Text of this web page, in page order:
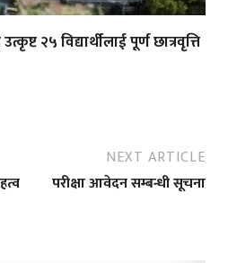
२५ विद्यार्थीलाई पूर्ण छात्रवृत्ति
NEXT ARTICLE
परीक्षा आवेदन सम्बन्धी सूचना